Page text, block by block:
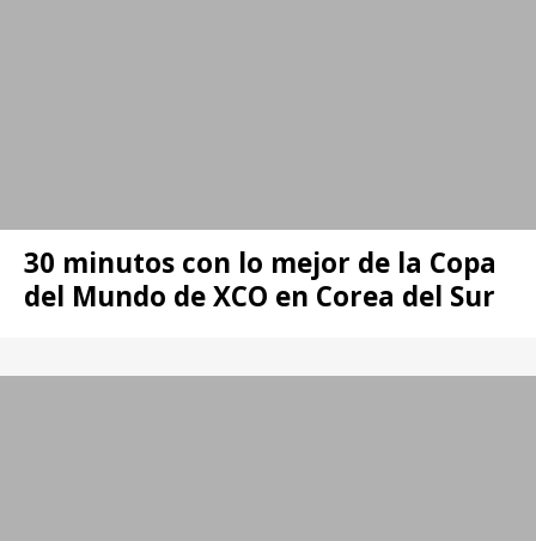
30 minutos con lo mejor de la Copa
del Mundo de XCO en Corea del Sur